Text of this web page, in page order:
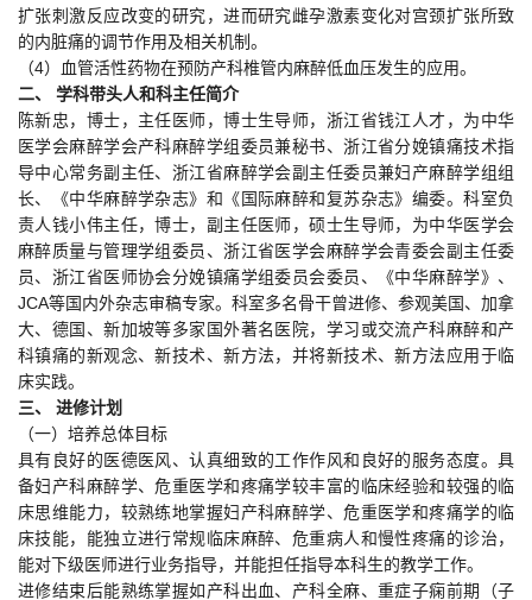
扩张刺激反应改变的研究，进而研究雌孕激素变化对宫颈扩张所致
的内脏痛的调节作用及相关机制。
（4）血管活性药物在预防产科椎管内麻醉低血压发生的应用。
二、 学科带头人和科主任简介
陈新忠，博士，主任医师，博士生导师，浙江省钱江人才，为中华
医学会麻醉学会产科麻醉学组委员兼秘书、浙江省分娩镇痛技术指
导中心常务副主任、浙江省麻醉学会副主任委员兼妇产麻醉学组组
长、《中华麻醉学杂志》和《国际麻醉和复苏杂志》编委。科室负
责人钱小伟主任，博士，副主任医师，硕士生导师，为中华医学会
麻醉质量与管理学组委员、浙江省医学会麻醉学会青委会副主任委
员、浙江省医师协会分娩镇痛学组委员会委员、《中华麻醉学》、
JCA等国内外杂志审稿专家。科室多名骨干曾进修、参观美国、加拿
大、德国、新加坡等多家国外著名医院，学习或交流产科麻醉和产
科镇痛的新观念、新技术、新方法，并将新技术、新方法应用于临
床实践。
三、 进修计划
（一）培养总体目标
具有良好的医德医风、认真细致的工作作风和良好的服务态度。具
备妇产科麻醉学、危重医学和疼痛学较丰富的临床经验和较强的临
床思维能力，较熟练地掌握妇产科麻醉学、危重医学和疼痛学的临
床技能，能独立进行常规临床麻醉、危重病人和慢性疼痛的诊治，
能对下级医师进行业务指导，并能担任指导本科生的教学工作。
进修结束后能熟练掌握如产科出血、产科全麻、重症子痫前期（子